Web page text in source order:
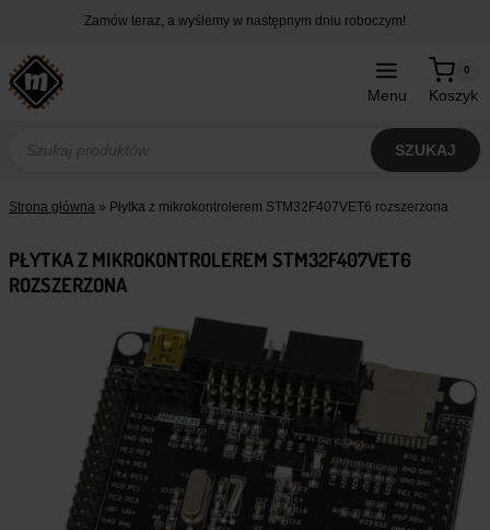
treści
Zamów teraz, a wyślemy w następnym dniu roboczym!
Menu Koszyk
0
produktów
SZUKAJ
Strona główna » Płytka z mikrokontrolerem STM32F407VET6 rozszerzona
PŁYTKA Z MIKROKONTROLEREM STM32F407VET6
ROZSZERZONA